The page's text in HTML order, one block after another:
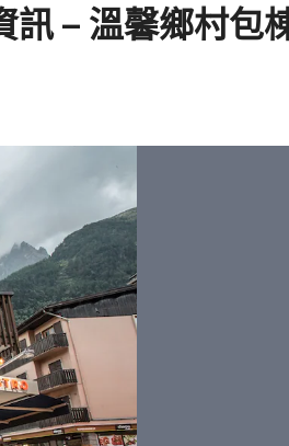
– 溫馨鄉村包